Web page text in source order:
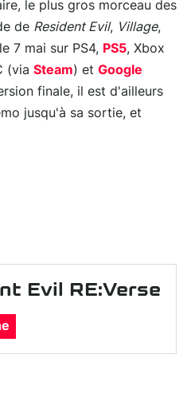
le plus gros morceau des
de Resident Evil, Village,
7 mai sur PS4, PS5, Xbox
(via Steam) et Google
finale, il est d'ailleurs
jusqu'à sa sortie, et
Evil RE:Verse